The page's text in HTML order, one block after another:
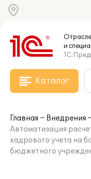
и
Каталог
Главная
Внедрения
Автоматизация
кадрового учета на
бюджетного